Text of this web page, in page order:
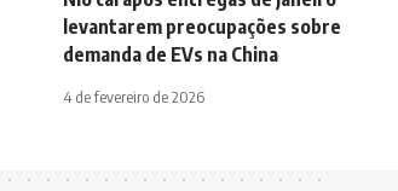
levantarem preocupações sobre
demanda de EVs na China
4 de fevereiro de 2026